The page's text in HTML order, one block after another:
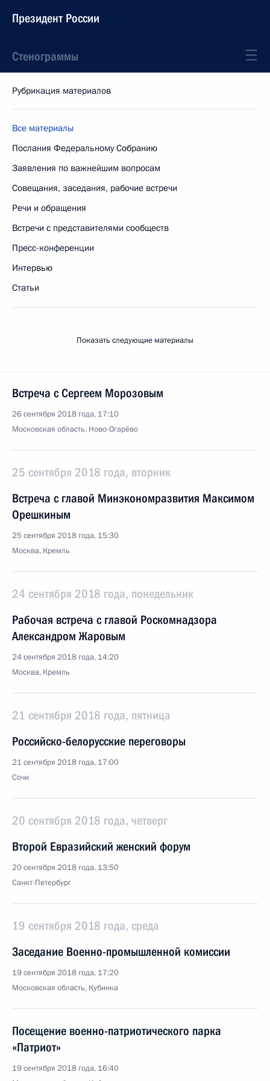
Президент России
Стенограммы
Рубрикация материалов
Все материалы
Послания Федеральному Собранию
Заявления по важнейшим вопросам
Совещания, заседания, рабочие встречи
Речи и обращения
Встречи с представителями сообществ
Пресс-конференции
Интервью
Статьи
Показать следующие материалы
Встреча с Сергеем Морозовым
26 сентября 2018 года, 17:10
Московская область, Ново-Огарёво
25 сентября 2018 года, вторник
Встреча с главой Минэкономразвития Максимом
Орешкиным
25 сентября 2018 года, 15:30
Москва, Кремль
24 сентября 2018 года, понедельник
Рабочая встреча с главой Роскомнадзора
Александром Жаровым
24 сентября 2018 года, 14:20
Москва, Кремль
21 сентября 2018 года, пятница
Российско-белорусские переговоры
21 сентября 2018 года, 17:00
Сочи
20 сентября 2018 года, четверг
Второй Евразийский женский форум
20 сентября 2018 года, 13:50
Санкт-Петербург
19 сентября 2018 года, среда
Заседание Военно-промышленной комиссии
19 сентября 2018 года, 17:20
Московская область, Кубинка
Посещение военно-патриотического парка
«Патриот»
19 сентября 2018 года, 16:40